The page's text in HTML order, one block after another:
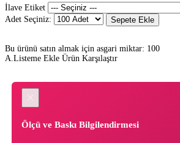
İlave Etiket
Adet Seçiniz:
Sepete Ekle
Bu ürünü satın almak için asgari miktar: 100
A.Listeme Ekle Ürün Karşılaştır
Ölçü ve Baskı Bilgilendirmesi